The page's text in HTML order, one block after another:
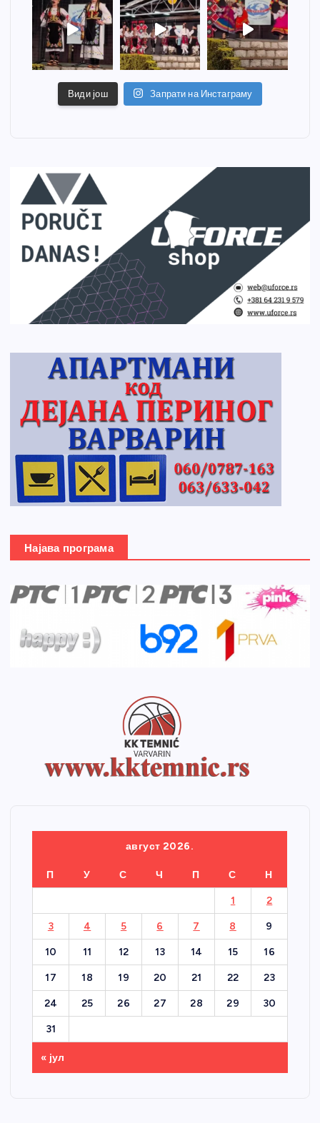
Види још Запрати на Инстаграму
Најава програма
август 2026.
П У С Ч П С Н
1 2
3 4 5 6 7 8 9
10 11 12 13 14 15 16
17 18 19 20 21 22 23
24 25 26 27 28 29 30
31
« јул